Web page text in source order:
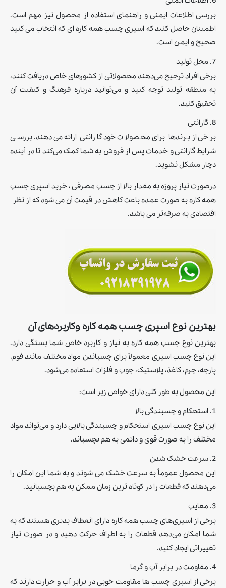
بررسی اطلاعات ایمنی و راهنمای استفاده از محصول نیز مهم است.
اطمینان حاصل کنید که اسپری چسب همه کاره ای که انتخاب می کنید
صحیح و ایمن است.
7. محل تولید
برخی افراد ترجیح می‌دهند محصولاتی از کشورهای خاص دریافت کنند،
به منطقه تولید توجه کنید و می‌توانيد درباره فرهنگ و کیفیت آن
تحقيق كنيد.
8. گارانتی
برخی از برندها برای محصولات خود گارانتی ارائه می‌دهند. بررسی
شرایط گارانتی و خدمات پس از فروش به شما کمک می‌کند تا در آینده
دچار مشکل نشوید.
درصورت نياز پروژه به مقدار بالا از چسب مصرفی ، خريد اسپری چسب
همه كاره به صورت عمده باعث كاهش در قيمت آن می شود كه از نظر
اقتصادی به صرفه‌تر می باشد.
بهترین نوع اسپری چسب همه کاره وکاربردهای آن
بهترین نوع چسب همه کاره به نیاز و کاربرد خاص شما بستگی دارد.
این نوع چسب اسپری معمولاً برای چسباندن مواد مختلف مانند فوم،
پارچه، چرم، کاغذ، پلاستیک، چوب و فلزات استفاده می‌شود.
اين محصول به طور کلی دارای خواص زیر است:
1. استحکام و چسبندگی بالا
این نوع چسب اسپری استحکام و چسبندگی بالایی دارد و می‌تواند مواد
مختلف را به صورت قوی و دائمی به هم بچسباند.
2. سرعت خشک شدن
اين محصول عموماً به سرعت خشک می شوند و به شما این امکان را
می‌دهند که قطعات را در کوتاه ترین زمان ممکن به هم بچسبانید.
3. معایب
برخی از اسپری‌های چسب همه کاره دارای انعطاف پذیری هستند که به
شما امکان می‌دهد قطعات را به اطراف حرکت دهید و در صورت نیاز
تغییراتی ایجاد کنید.
4. مقاومت در برابر آب و گرما
برخی از اسپری چسب ها مقاومت خوبی در برابر آب و حرارت دارند که